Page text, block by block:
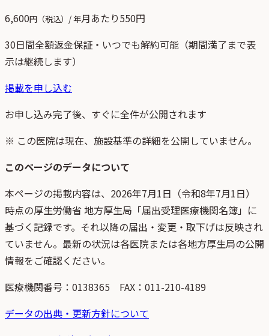
6,600円（税込）/ 年月あたり550円
30日間全額返金保証・いつでも解約可能（期間満了まで表
示は継続します）
掲載を申し込む
お申し込み完了後、すぐに全件が公開されます
※ この医院は現在、施設基準の詳細を公開していません。
このページのデータについて
本ページの掲載内容は、 2026年7月1日 （令和8年7月1日）
時点の厚生労働省 地方厚生局「届出受理医療機関名簿」 に
基づく記録です。それ以降の届出・変更・取下げは反映され
ていません。最新の状況は各医院または各地方厚生局の公開
情報をご確認ください。
医療機関番号： 0138365 FAX：011-210-4189
データの出典・更新方針について